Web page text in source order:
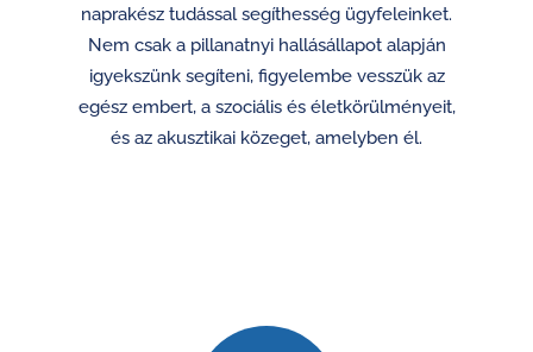
naprakész tudással segíthesség ügyfeleinket.
Nem csak a pillanatnyi hallásállapot alapján
igyekszünk segíteni, figyelembe vesszük az
egész embert, a szociális és életkörülményeit,
és az akusztikai közeget, amelyben él.